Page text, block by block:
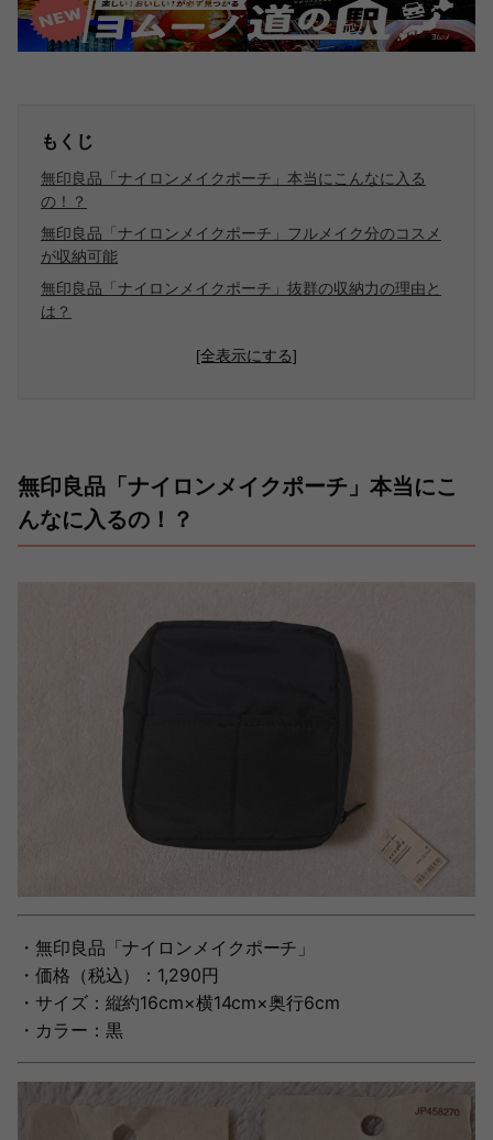
もくじ
無印良品「ナイロンメイクポーチ」本当にこんなに入る
の！？
無印良品「ナイロンメイクポーチ」フルメイク分のコスメ
が収納可能
無印良品「ナイロンメイクポーチ」抜群の収納力の理由と
は？
[全表示にする]
無印良品「ナイロンメイクポーチ」本当にこ
んなに入るの！？
・無印良品「ナイロンメイクポーチ」
・価格（税込）：1,290円
・サイズ：縦約16cm×横14cm×奥行6cm
・カラー：黒